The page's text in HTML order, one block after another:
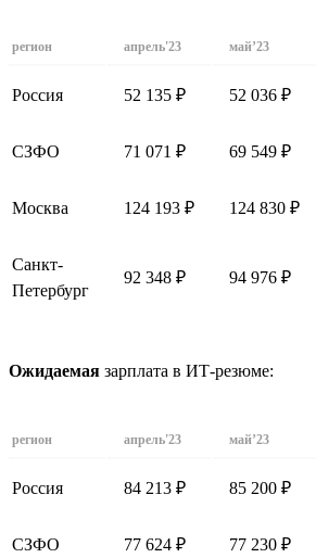
регион апрель'23 май’23
Россия 52 135 ₽ 52 036 ₽
СЗФО 71 071 ₽ 69 549 ₽
Москва 124 193 ₽ 124 830 ₽
Санкт-
Петербург
92 348 ₽ 94 976 ₽
Ожидаемая зарплата в ИТ-резюме:
регион апрель'23 май’23
Россия 84 213 ₽ 85 200 ₽
СЗФО 77 624 ₽ 77 230 ₽